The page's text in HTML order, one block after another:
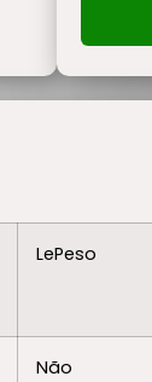
LePeso
Não